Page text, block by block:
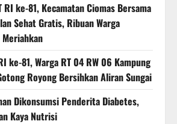
RI ke-81, Kecamatan Ciomas Bersama
Sehat Gratis, Ribuan Warga
ke-81, Warga RT 04 RW 06 Kampung
Royong Bersihkan Aliran Sungai
Dikonsumsi Penderita Diabetes,
Kaya Nutrisi